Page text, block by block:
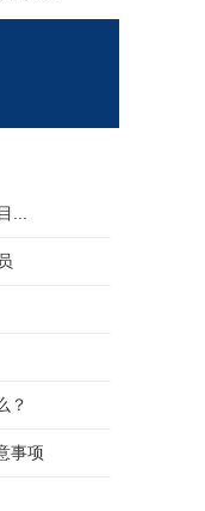
...
？
事项